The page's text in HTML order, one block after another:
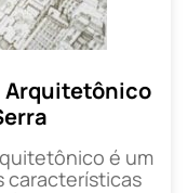
Arquitetônico
é um
características